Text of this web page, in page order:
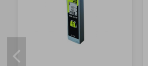
Impermeabilità
Precisione rilevamenti